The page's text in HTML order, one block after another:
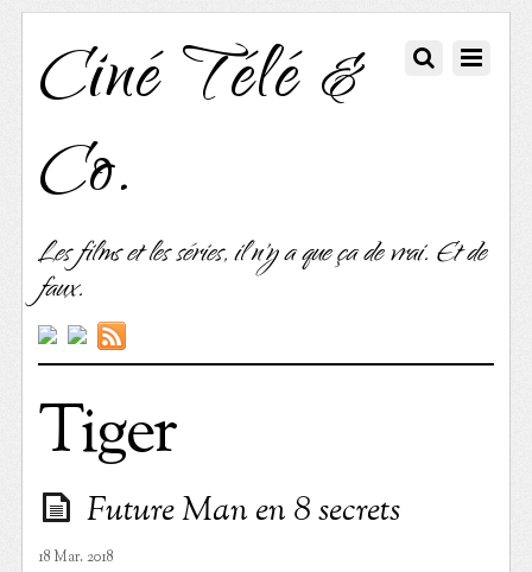
Ciné Télé &
Co.
Les films et les séries, il n'y a que ça de vrai. Et de
faux.
Tiger
Future Man en 8 secrets
18 Mar. 2018